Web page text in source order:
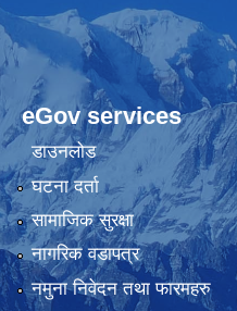
eGov services
डाउनलोड
घटना दर्ता
सामाजिक सुरक्षा
नागरिक वडापत्र
नमुना निवेदन तथा फारमहरु